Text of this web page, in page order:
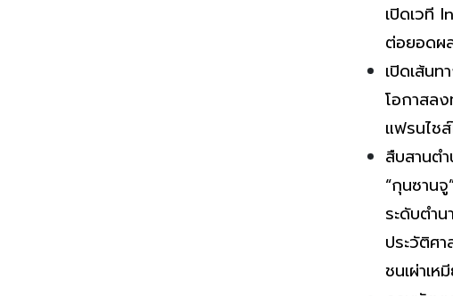
เปิดเวที
ต่อยอดผ
เปิดเส้น
โอกาสล
แฟรนไช
สืบสานต
“กุนซาน
ระดับตำ
ประวัติศ
ชนเผ่าเห